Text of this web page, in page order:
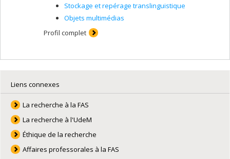
Stockage et repérage translinguistique
Objets multimédias
Profil complet
Liens connexes
La recherche à la FAS
La recherche à l'UdeM
Éthique de la recherche
Affaires professorales à la FAS